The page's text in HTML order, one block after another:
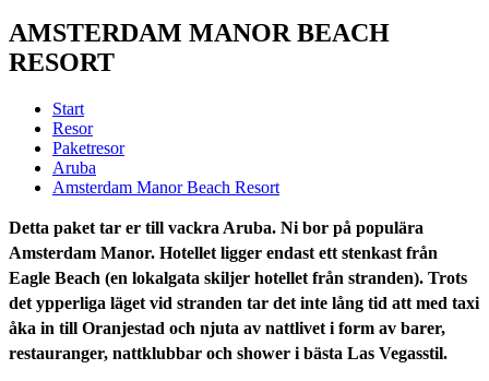
AMSTERDAM MANOR BEACH
RESORT
Start
Resor
Paketresor
Aruba
Amsterdam Manor Beach Resort
Detta paket tar er till vackra Aruba. Ni bor på populära
Amsterdam Manor. Hotellet ligger endast ett stenkast från
Eagle Beach (en lokalgata skiljer hotellet från stranden). Trots
det ypperliga läget vid stranden tar det inte lång tid att med taxi
åka in till Oranjestad och njuta av nattlivet i form av barer,
restauranger, nattklubbar och shower i bästa Las Vegasstil.